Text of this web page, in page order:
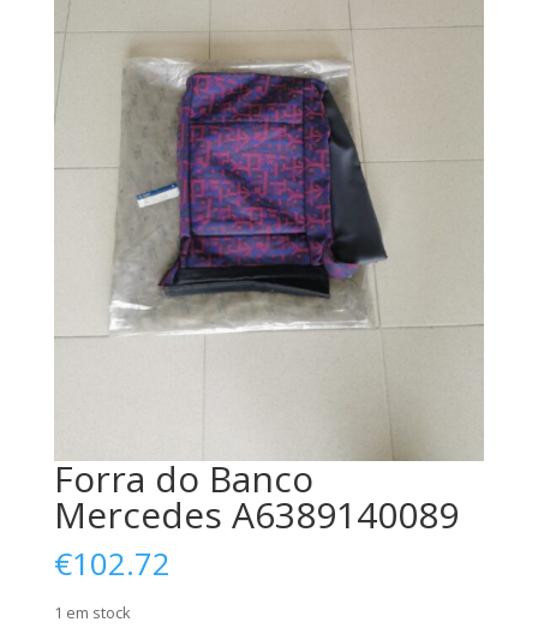
Forra do Banco
Mercedes A6389140089
€102.72
1 em stock